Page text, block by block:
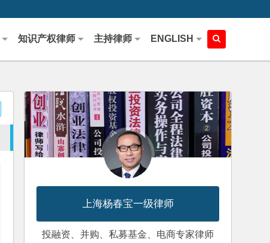
知识产权律师 主持律师 ENGLISH
上海杨春宝一级律师
投融资、并购、私募基金、电商专家律师